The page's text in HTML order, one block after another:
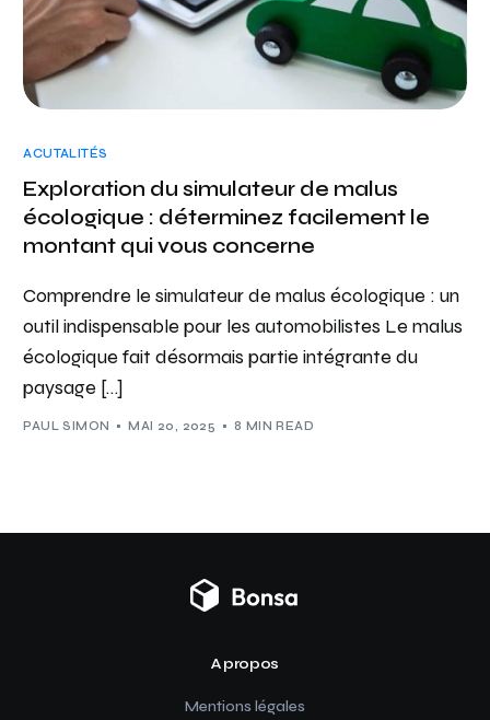
ACUTALITÉS
Exploration du simulateur de malus
écologique : déterminez facilement le
montant qui vous concerne
Comprendre le simulateur de malus écologique : un
outil indispensable pour les automobilistes Le malus
écologique fait désormais partie intégrante du
paysage […]
PAUL SIMON MAI 20, 2025 8 MIN READ
A propos
Mentions légales